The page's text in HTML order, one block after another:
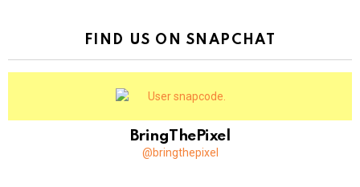
FIND US ON SNAPCHAT
BringThePixel
@bringthepixel